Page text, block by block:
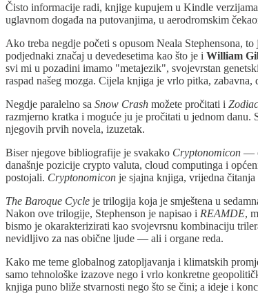
Čisto informacije radi, knjige kupujem u Kindle
uglavnom događa na putovanjima, u aerodromskim
Ako treba negdje početi s opusom Neala Stephensona, to
podjednaki značaj u devedesetima kao što je i William
svi mi u pozadini imamo "metajezik", svojevrstan
raspad našeg mozga. Cijela knjiga je vrlo pitka,
Negdje paralelno sa Snow Crash možete pročitati i Zodiac
razmjerno kratka i moguće ju je pročitati u jednom
njegovih prvih novela, izuzetak.
Biser njegove bibliografije je svakako Cryptonomicon —
današnje pozicije crypto valuta, cloud computinga i
postojali. Cryptonomicon je sjajna knjiga, vrijedna
The Baroque Cycle je trilogija koja je smještena u
Nakon ove trilogije, Stephenson je napisao i REAMDE,
bismo je okarakterizirati kao svojevrsnu kombinaciju
nevidljivo za nas obične ljude — ali i organe reda.
Kako me teme globalnog zatopljavanja i klimatskih
samo tehnološke izazove nego i vrlo konkretne
knjiga puno bliže stvarnosti nego što se čini; a ideje i